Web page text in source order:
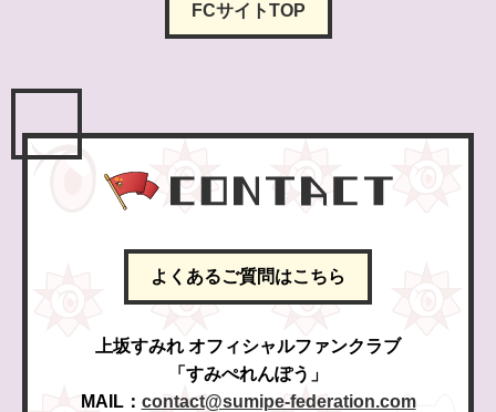
FCサイトTOP
よくあるご質問はこちら
上坂すみれ オフィシャルファンクラブ
「すみぺれんぽう」
MAIL： contact@sumipe-federation.com